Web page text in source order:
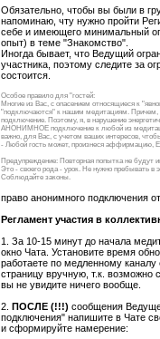
Обязательно, чтобы вы были в
напоминаю, чту нужно пройти
себе и имеющего минимальный
опыт) в теме "Знакомство".
Иногда бывает, что Ведущий
участника, поэтому следите за
состоится.
Особое правило для "гостей:
Многие из Вас, с опасением относящиеся к
"подключаются" к нашим медитациям. Причем,
подключение. Поэтому, я, в нарушение
АНОНИМНОЕ подключение к любой из
важно, для Вас, с учетом ваших интересов,
- Любой гость может, произнеся
Предупреждение: Повторная попытка не будут
Это - своего рода - урок. Не нужно пребывать в
Соблюдайте законы.
право анонимного подключения
Регламент участия в
1. За 10-15 минут до начала
окно Чата. Установите время
работаете по медленному
страницу вручную, т.к. возможно
вы не увидите ничего вообще.
2. ПОСЛЕ (!!!) сообщения
подключения" напишите в Чате
и сформируйте намерение: